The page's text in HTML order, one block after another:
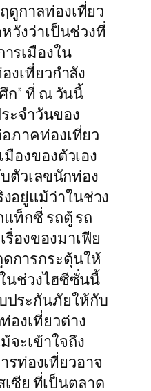
ดูกาลท่องเที่ยว
วังว่าเป็นช่วงที่
รเมืองใน
งเที่ยวกำลัง
ก” ที่ ณ วันนี้
ะจำวันของ
ภาคท่องเที่ยว
องของตัวเอง
ตัวเลขนักท่อง
อยู่แม้ว่าในช่วง
ท็กซี่ รถตู้ รถ
องของมาเฟีย
การกระตุ้นให้
นช่วงไฮซีซั่นนี้
ประกันภัยให้กับ
องเที่ยวต่าง
ะเข้าใจถึง
ท่องเที่ยวอาจ
ซีย ที่เป็นตลาด